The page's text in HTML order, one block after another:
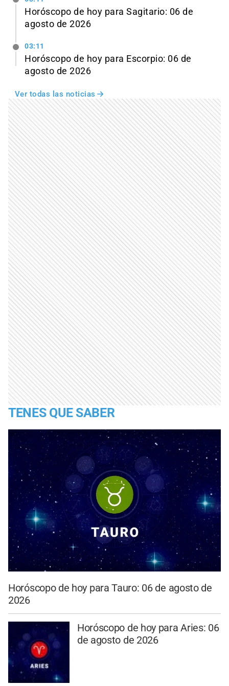
Horóscopo de hoy para Sagitario: 06 de
agosto de 2026
03:11
Horóscopo de hoy para Escorpio: 06 de
agosto de 2026
Ver todas las noticias
TENES QUE SABER
Horóscopo de hoy para Tauro: 06 de agosto de
2026
Horóscopo de hoy para Aries: 06
de agosto de 2026